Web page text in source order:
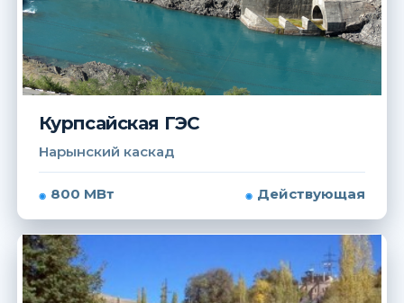
Курпсайская ГЭС
Нарынский каскад
800 МВт Действующая